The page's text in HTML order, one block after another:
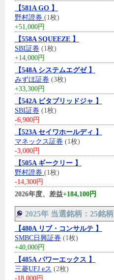
【581A GO 】
野村證券 (1枚)
+51,000円
【558A SQUEEZE 】
SBI証券 (1枚)
+14,000円
【548A システムエグゼ 】
みずほ証券 (3枚)
+33,300円
【542A ビタブリッドジャ 】
SBI証券 (1枚)
-6,900円
【523A セイワホールディ 】
マネックス証券 (1枚)
-3,000円
【505A ギークリー 】
野村證券 (1枚)
-14,300円
2026年度、差益+184,100円
2025年 当選銘柄：25銘柄
【480A リブ・コンサルテ 】
SMBC日興証券 (1枚)
+40,000円
【485A パワーエックス 】
三菱UFJ eス (2枚)
-18,000円